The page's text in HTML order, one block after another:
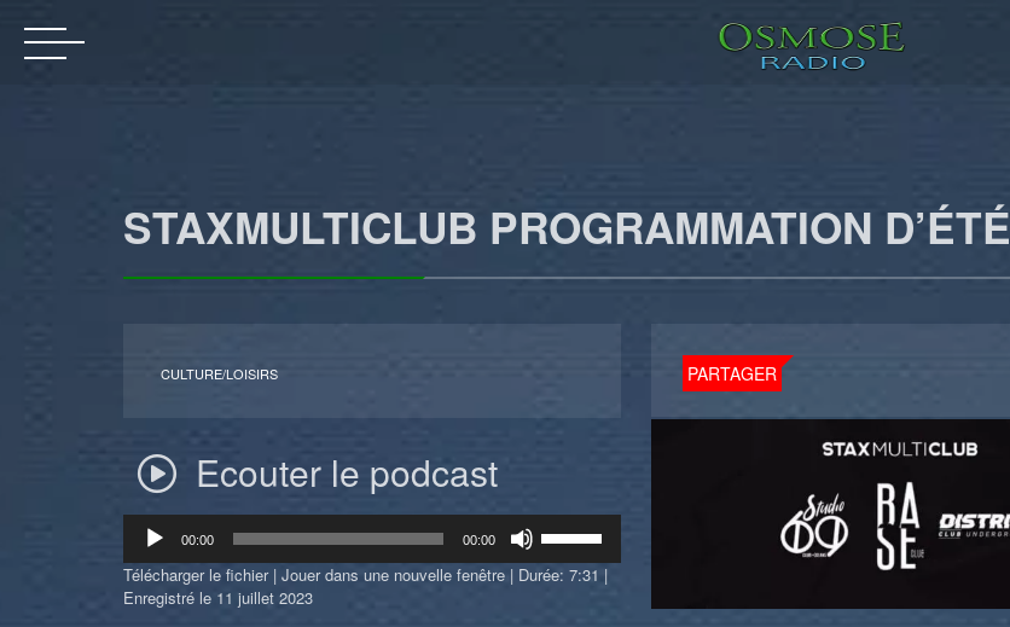
STAXMULTICLUB PROGRAMMATION D’ÉTÉ
CULTURE/LOISIRS
Ecouter le podcast
Lecteur
audio
00:00 00:00
Utilisez
les
Télécharger le fichier| Jouer dans une nouvelle fenêtre | Durée: 7:31 |
Enregistré le 11 juillet 2023
PARTAGER